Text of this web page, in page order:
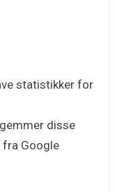
statistikker for
disse
fra Google